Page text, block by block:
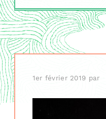
1er février 2019 par